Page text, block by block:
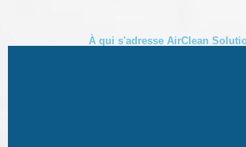
À qui s'adresse AirClean